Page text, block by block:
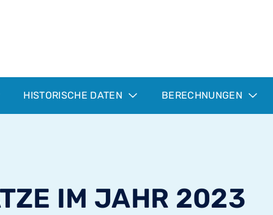
HISTORISCHE DATEN BERECHNUNGEN
IM JAHR 2023